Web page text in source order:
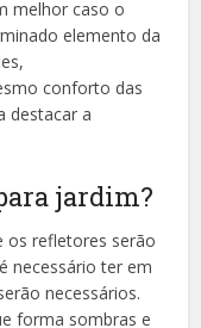
melhor caso o
elemento da
conforto das
destacar a
jardim?
os refletores serão
necessário ter em
necessários.
forma sombras e